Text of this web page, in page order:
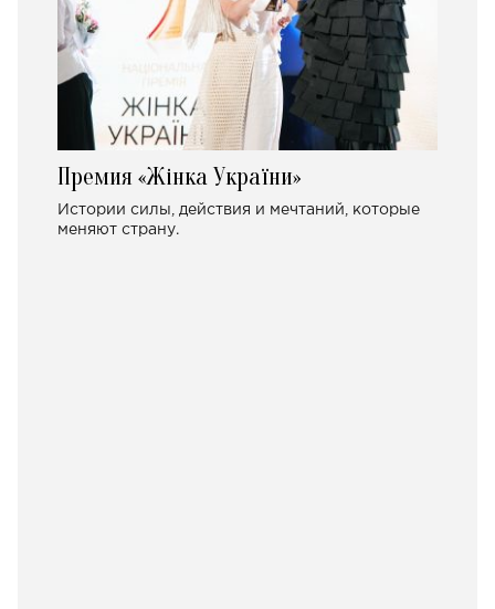
Премия «Жінка України»
Истории силы, действия и мечтаний, которые
меняют страну.